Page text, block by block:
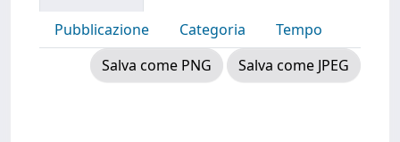
Pubblicazione
Categoria
Tempo
Salva come PNG
Salva come JPEG